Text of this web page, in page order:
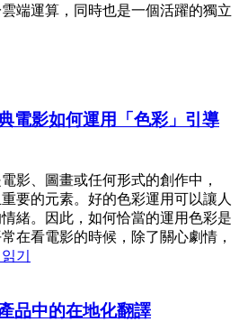
端運算，同時也是一個活躍的獨立
電影如何運用「色彩」引導
影、圖畫或任何形式的創作中，
要的元素。好的色彩運用可以讓人
緒。因此，如何恰當的運用色彩是
在看電影的時候，除了關心劇情，
기
品中的在地化翻譯